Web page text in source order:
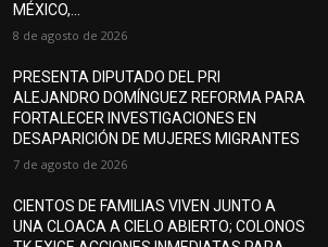
MÉXICO,...
8 de agosto de 2026
PRESENTA DIPUTADO DEL PRI
ALEJANDRO DOMÍNGUEZ REFORMA PARA
FORTALECER INVESTIGACIONES EN
DESAPARICIÓN DE MUJERES MIGRANTES
7 de agosto de 2026
CIENTOS DE FAMILIAS VIVEN JUNTO A
UNA CLOACA A CIELO ABIERTO; COLONOS